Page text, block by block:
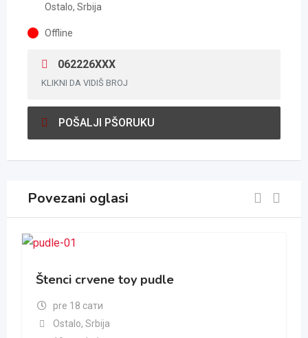
Ostalo, Srbija
Offline
062226XXX
KLIKNI DA VIDIŠ BROJ
POŠALJI PŠORUKU
Povezani oglasi
Štenci crvene toy pudle
pre 18 сати
Ostalo, Srbija